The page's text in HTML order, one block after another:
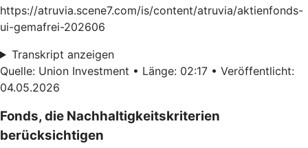
https://atruvia.scene7.com/is/content/atruvia/aktienfonds-
ui-gemafrei-202606
Transkript anzeigen
Quelle: Union Investment • Länge: 02:17 • Veröffentlicht:
04.05.2026
Fonds, die Nachhaltigkeitskriterien
berücksichtigen